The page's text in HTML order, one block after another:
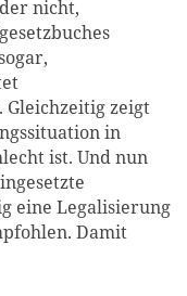
nicht,
zeigt
in
ist. Und nun
eine Legalisierung
Damit